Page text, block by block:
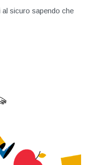
al sicuro sapendo che